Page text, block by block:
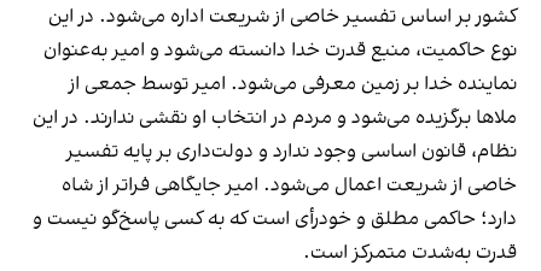
کشور بر اساس تفسیر خاصی از شریعت اداره می‌شود. در این
نوع حاکمیت، منبع قدرت خدا دانسته می‌شود و امیر به‌عنوان
نماینده خدا بر زمین معرفی می‌شود. امیر توسط جمعی از
ملاها برگزیده می‌شود و مردم در انتخاب او نقشی ندارند. در این
نظام، قانون اساسی وجود ندارد و دولت‌داری بر پایه تفسیر
خاصی از شریعت اعمال می‌شود. امیر جایگاهی فراتر از شاه
دارد؛ حاکمی مطلق و خودرأی است که به کسی پاسخ‌گو نیست و
قدرت به‌شدت متمرکز است.